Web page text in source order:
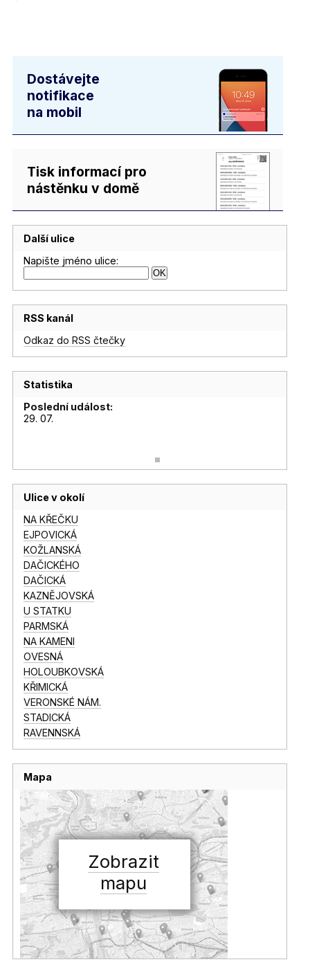
Dostávejte
notifikace
na mobil
Tisk informací pro
nástěnku v domě
Další ulice
Napište jméno ulice:
RSS kanál
Odkaz do RSS čtečky
Statistika
Poslední událost:
29. 07.
Ulice v okolí
NA KŘEČKU
EJPOVICKÁ
KOŽLANSKÁ
DAČICKÉHO
DAČICKÁ
KAZNĚJOVSKÁ
U STATKU
PARMSKÁ
NA KAMENI
OVESNÁ
HOLOUBKOVSKÁ
KŘIMICKÁ
VERONSKÉ NÁM.
STADICKÁ
RAVENNSKÁ
Mapa
Zobrazit
mapu